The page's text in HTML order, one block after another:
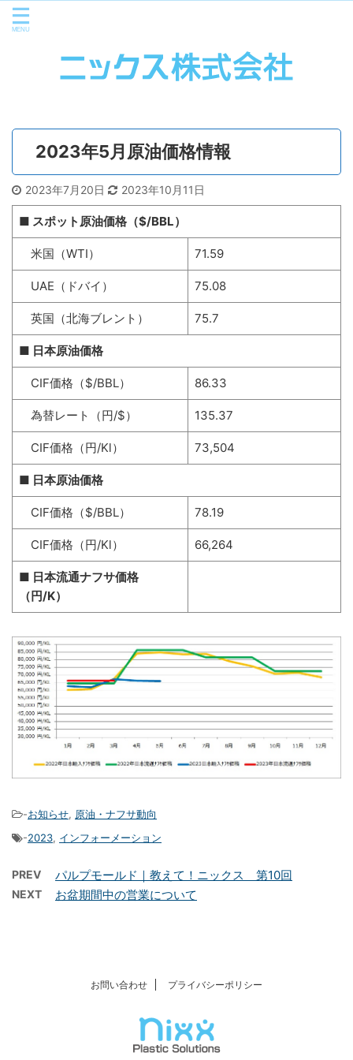
2023年5月原油価格情報
2023年7月20日 2023年10月11日
■ スポット原油価格（$/BBL）
米国（WTI） 71.59
UAE（ドバイ） 75.08
英国（北海ブレント） 75.7
■ 日本原油価格
CIF価格（$/BBL） 86.33
為替レート（円/$） 135.37
CIF価格（円/Kl） 73,504
■ 日本原油価格
CIF価格（$/BBL） 78.19
CIF価格（円/Kl） 66,264
■ 日本流通ナフサ価格
（円/K）
-お知らせ, 原油・ナフサ動向
-2023, インフォーメーション
PREV パルプモールド｜教えて！ニックス 第10回
NEXT お盆期間中の営業について
お問い合わせ プライバシーポリシー